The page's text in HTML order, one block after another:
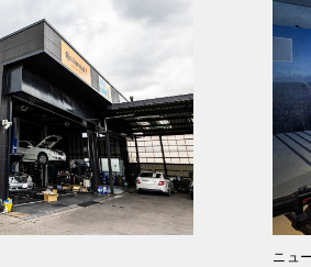
ニュ